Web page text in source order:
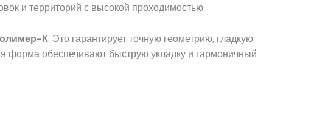
и территорий с высокой проходимостью.
К. Это гарантирует точную геометрию, гладкую
форма обеспечивают быструю укладку и гармоничный